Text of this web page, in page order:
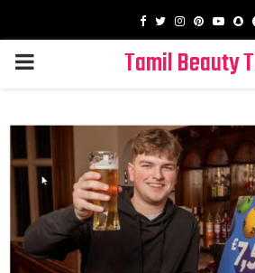
Facebook
TwitterInstagram
Pinterest
PRIMARY
Tamil Beauty